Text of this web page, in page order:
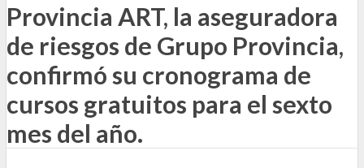
Provincia ART, la aseguradora
de riesgos de Grupo Provincia,
confirmó su cronograma de
cursos gratuitos para el sexto
mes del año.